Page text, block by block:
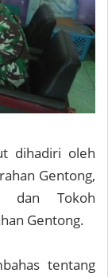
dihadiri oleh
Gentong,
dan Tokoh
Gentong.
tentang